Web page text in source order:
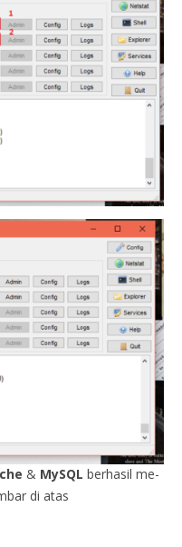
& MySQL berhasil me-
di atas